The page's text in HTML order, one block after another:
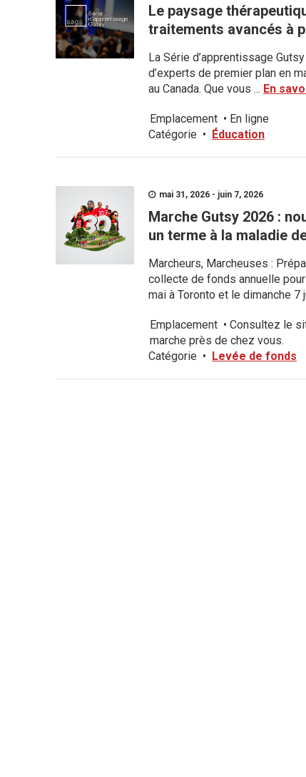
Le paysage
traitements avancés à
La Série d’apprentissage
d’experts de premier plan en
au Canada. Que vous ... En
Emplacement • En ligne
Catégorie • Éducation
mai 31, 2026 - juin 7, 2026
Marche Gutsy 2026 :
un terme à la maladie
Marcheurs, Marcheuses :
collecte de fonds annuelle
mai à Toronto et le dimanche 7
Emplacement • Consultez le
marche près de chez vous.
Catégorie • Levée de fonds